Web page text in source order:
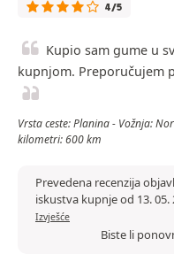
4/5
Kupio sam gume u
kupnjom. Preporučujem
Vrsta ceste: Planina - Vožnja:
kilometri: 600 km
Prevedena recenzija
iskustva kupnje od 13. 05.
Izvješće
Biste li